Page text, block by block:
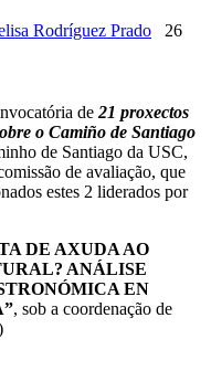
Rodríguez Prado
26
de 21 proxectos
o Camiño de Santiago
de Santiago da USC,
de avaliação, que
estes 2 liderados por
DE AXUDA AO
ANÁLISE
EN
, sob a coordenação de